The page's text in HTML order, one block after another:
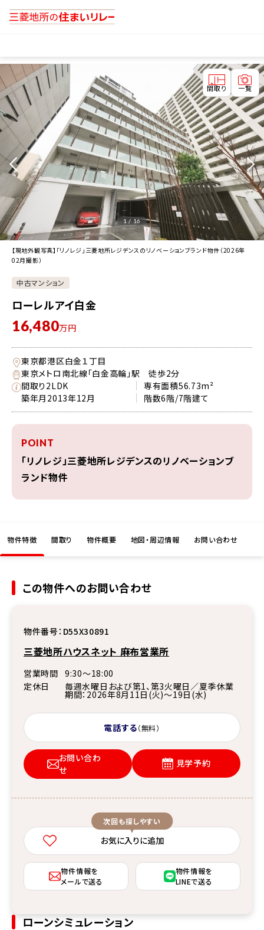
【現地外観写真】「リノレジ」三菱地所レジデンスのリノベーションブランド物件（2026年
02月撮影）
1 / 16
間取り 一覧
中古マンション
ローレルアイ白金
16,480万円
東京都港区白金１丁目
東京メトロ南北線「白金高輪」駅 徒歩2分
間取り 2LDK 専有面積56.73m²
築年月 2013年12月 階数6階/7階建て
POINT
「リノレジ」三菱地所レジデンスのリノベーションブ
ランド物件
物件特徴 間取り 物件概要 地図・周辺情報 お問い合わせ
この物件へのお問い合わせ
物件番号： D55X30891
三菱地所ハウスネット 麻布営業所
営業時間 9:30〜18:00
定休日
毎週水曜日および第1、第3火曜日／夏季休業
期間：2026年8月11日(火)～19日(水)
電話する（無料）
見学予約
お問い合わ
せ
次回も探しやすい
お気に入りに追加
物件情報を
メールで送る
物件情報を
LINEで送る
ローンシミュレーション